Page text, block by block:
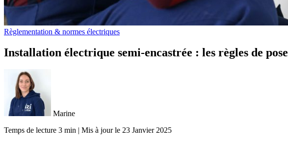
Règlementation & normes électriques
Installation électrique semi-encastrée : les règles de pose
Marine
Temps de lecture 3 min | Mis à jour le 23 Janvier 2025